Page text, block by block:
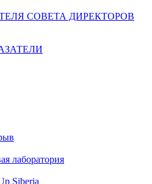
СОВЕТА ДИРЕКТОРОВ
лаборатория
Siberia